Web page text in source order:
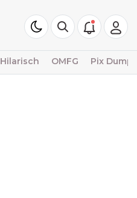
Hilarisch OMFG Pix Dump